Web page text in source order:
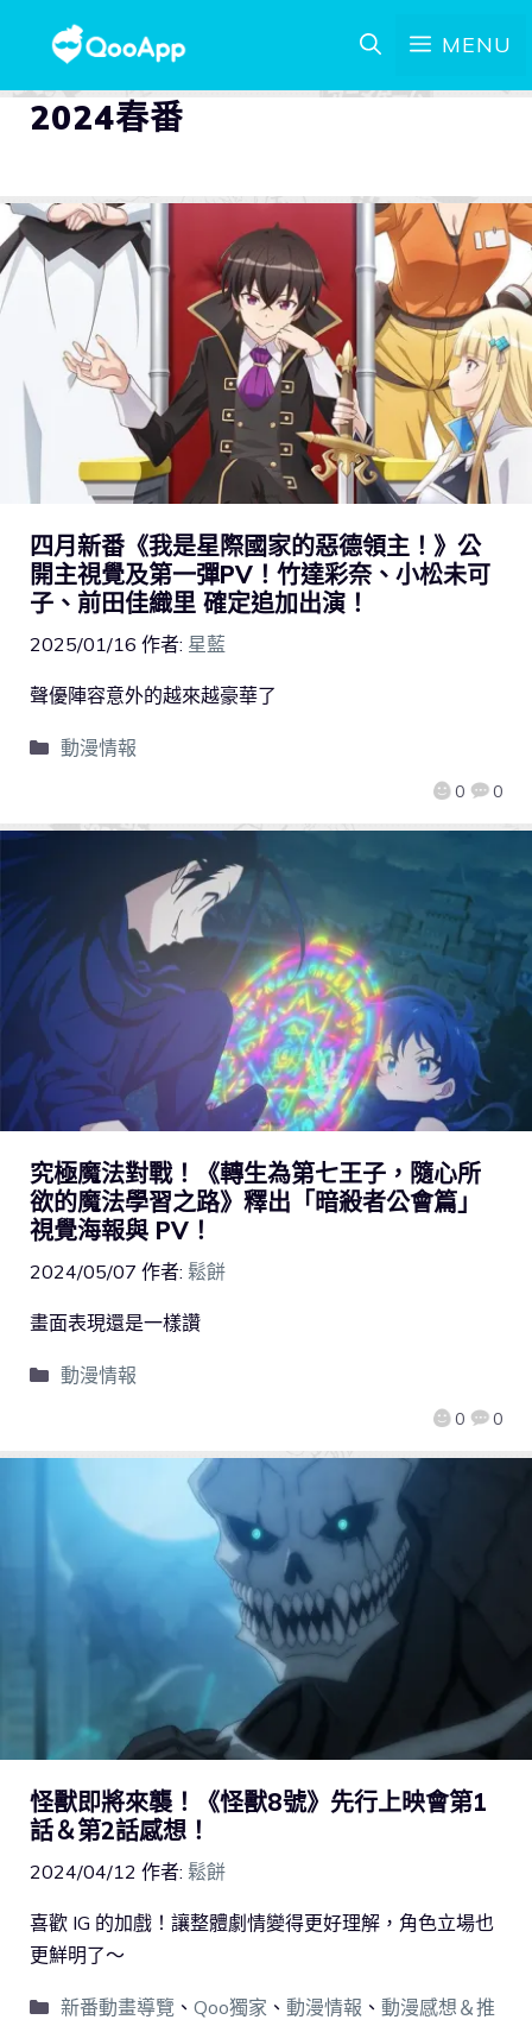
MENU
2024春番
四月新番《我是星際國家的惡德領主！》公
開主視覺及第一彈PV！竹達彩奈、小松未可
子、前田佳織里 確定追加出演！
2025/01/16 作者: 星藍
0 0
聲優陣容意外的越來越豪華了
動漫情報
究極魔法對戰！《轉生為第七王子，隨心所
欲的魔法學習之路》釋出「暗殺者公會篇」
視覺海報與 PV！
2024/05/07 作者: 鬆餅
0 0
畫面表現還是一樣讚
動漫情報
怪獸即將來襲！《怪獸8號》先行上映會第1
話＆第2話感想！
2024/04/12 作者: 鬆餅
喜歡 IG 的加戲！讓整體劇情變得更好理解，角色立場也
更鮮明了～
新番動畫導覽 、 Qoo獨家 、 動漫情報 、 動漫感想＆推